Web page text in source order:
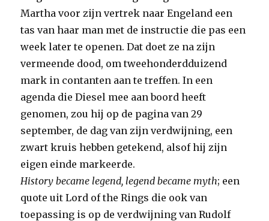
Martha voor zijn vertrek naar Engeland een
tas van haar man met de instructie die pas een
week later te openen. Dat doet ze na zijn
vermeende dood, om tweehonderdduizend
mark in contanten aan te treffen. In een
agenda die Diesel mee aan boord heeft
genomen, zou hij op de pagina van 29
september, de dag van zijn verdwijning, een
zwart kruis hebben getekend, alsof hij zijn
eigen einde markeerde.
History became legend, legend became myth; een
quote uit Lord of the Rings die ook van
toepassing is op de verdwijning van Rudolf